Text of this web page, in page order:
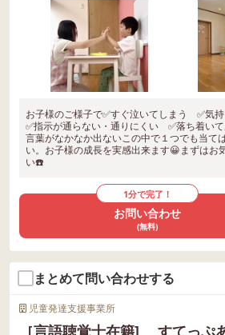
お子様のご様子で✅すぐ泣いてしまう ✅気
✅指示が通らない・通りにくい ✅落ち着い
言葉がなかなか出ないこの中で１つでも当て
い。お子様の成長を実感出来ます😀まずはお
い☎️
1分で完了！
お問い合わせ
(無料)
まとめて問い合わせする
児童発達支援事業所
［言語聴覚士在籍] すてっ